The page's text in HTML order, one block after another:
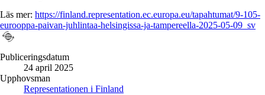
Läs mer: https://finland.representation.ec.europa.eu/tapahtumat/9-105-
eurooppa-paivan-juhlintaa-helsingissa-ja-tampereella-2025-05-09_sv
Publiceringsdatum
24 april 2025
Upphovsman
Representationen i Finland